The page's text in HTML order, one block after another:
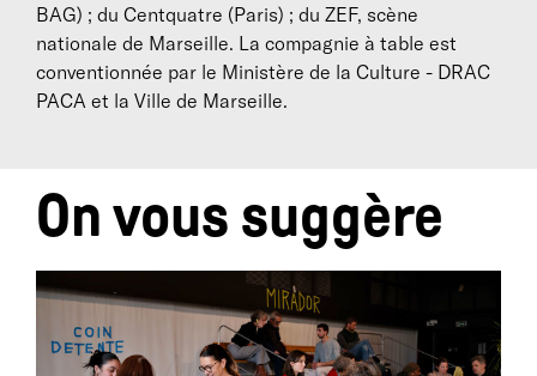
BAG) ; du Centquatre (Paris) ; du ZEF, scène
nationale de Marseille. La compagnie à table est
conventionnée par le Ministère de la Culture - DRAC
PACA et la Ville de Marseille.
On vous suggère